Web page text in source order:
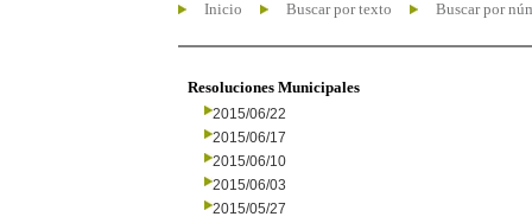
Inicio Buscar por texto Buscar por
Resoluciones Municipales
2015/06/22
2015/06/17
2015/06/10
2015/06/03
2015/05/27